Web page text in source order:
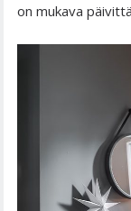
on mukava